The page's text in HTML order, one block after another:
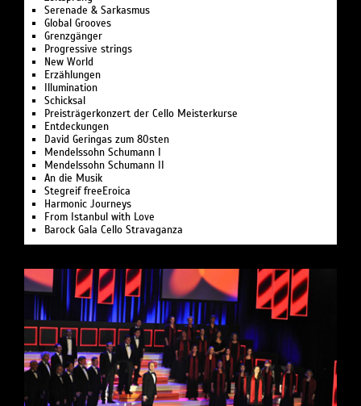
Serenade & Sarkasmus
Global Grooves
Grenzgänger
Progressive strings
New World
Erzählungen
Illumination
Schicksal
Preisträgerkonzert der Cello Meisterkurse
Entdeckungen
David Geringas zum 80sten
Mendelssohn Schumann I
Mendelssohn Schumann II
An die Musik
Stegreif freeEroica
Harmonic Journeys
From Istanbul with Love
Barock Gala Cello Stravaganza